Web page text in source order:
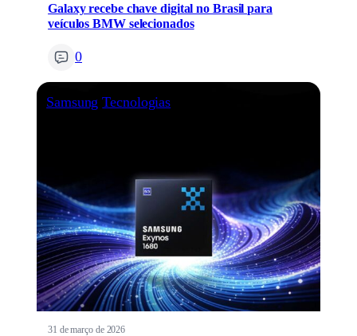
Galaxy recebe chave digital no Brasil para
veículos BMW selecionados
0
Samsung Tecnologias
31 de março de 2026